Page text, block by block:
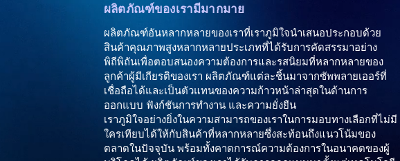
ผลิตภัณฑ์ของเรามีมากมาย
ผลิตภัณฑ์อันหลากหลายของเราที่เราภูมิใจนำเสนอประกอบด้วย
สินค้าคุณภาพสูงหลากหลายประเภทที่ได้รับการคัดสรรมาอย่าง
พิถีพิถันเพื่อตอบสนองความต้องการและรสนิยมที่หลากหลายของ
ลูกค้าผู้มีเกียรติของเรา ผลิตภัณฑ์แต่ละชิ้นมาจากซัพพลายเออร์ที่
เชื่อถือได้และเป็นตัวแทนของความก้าวหน้าล่าสุดในด้านการ
ออกแบบ ฟังก์ชันการทำงาน และความยั่งยืน
เราภูมิใจอย่างยิ่งในความสามารถของเราในการมอบทางเลือกที่ไม่มี
ใครเทียบได้ให้กับสินค้าที่หลากหลายซึ่งสะท้อนถึงแนวโน้มของ
ตลาดในปัจจุบัน พร้อมทั้งคาดการณ์ความต้องการในอนาคตของผู้